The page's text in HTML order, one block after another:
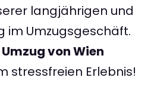
langjährigen und
im Umzugsgeschäft.
Umzug von Wien
stressfreien Erlebnis!